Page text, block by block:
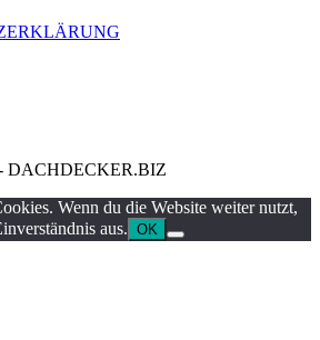
DACHDECKER.BIZ
Wenn du die Website weiter nutzt,
aus. OK